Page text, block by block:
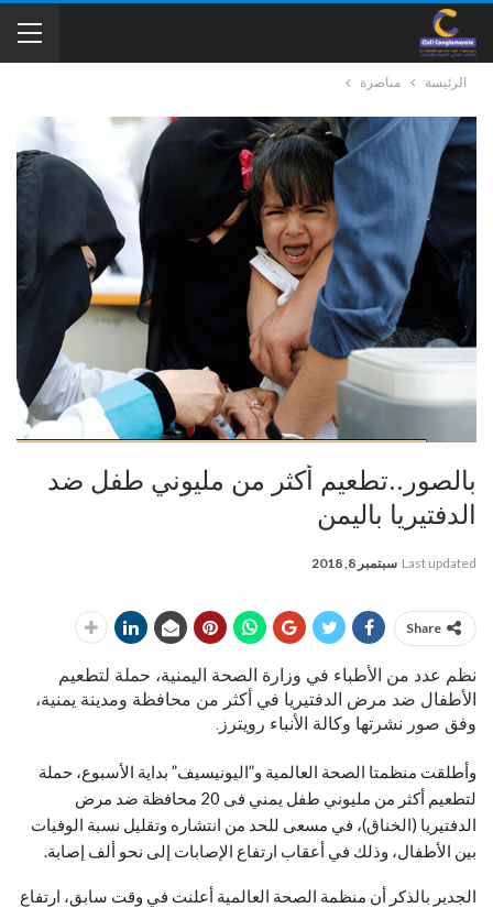
الرئيسة مناصرة
بالصور..تطعيم أكثر من مليوني طفل ضد
الدفتيريا باليمن
Last updated سبتمبر 8, 2018
Share
نظم عدد من الأطباء في وزارة الصحة اليمنية، حملة لتطعيم
الأطفال ضد مرض الدفتيريا في أكثر من محافظة ومدينة يمنية،
وفق صور نشرتها وكالة الأنباء رويترز.
وأطلقت منظمتا الصحة العالمية و”اليونيسيف” بداية الأسبوع، حملة
لتطعيم أكثر من مليوني طفل يمني فى 20 محافظة ضد مرض
الدفتيريا (الخناق)، في مسعى للحد من انتشاره وتقليل نسبة الوفيات
بين الأطفال، وذلك في أعقاب ارتفاع الإصابات إلى نحو ألف إصابة.
الجدير بالذكر أن منظمة الصحة العالمية أعلنت في وقت سابق، ارتفاع